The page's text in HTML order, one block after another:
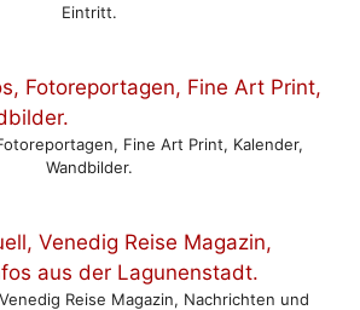
Eintritt.
Fine Art Print, Kalender,
Wandbilder.
Reise Magazin, Nachrichten und